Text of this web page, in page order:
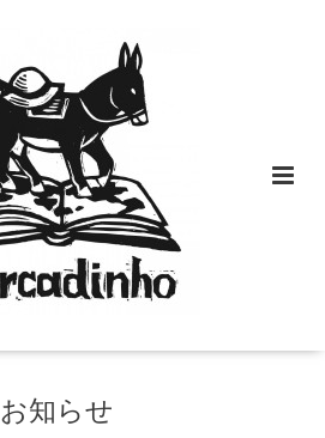
お知らせ